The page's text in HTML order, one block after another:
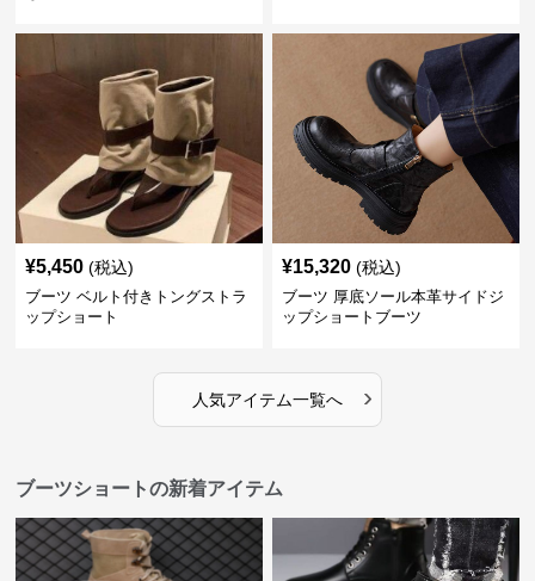
¥5,450 (税込)
ブーツ ベルト付きトングストラ
ップショート
¥15,320 (税込)
ブーツ 厚底ソール本革サイドジ
ップショートブーツ
人気アイテム一覧へ ›
ブーツショートの新着アイテム